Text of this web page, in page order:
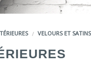
VELOURS ET SATINS